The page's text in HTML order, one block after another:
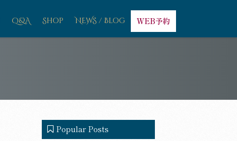
Q&A Shop NEWS / Blog WEB予約
Popular Posts